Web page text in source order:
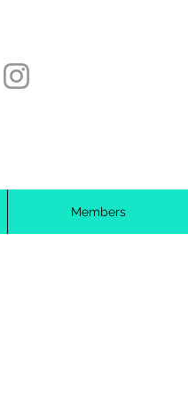
Members